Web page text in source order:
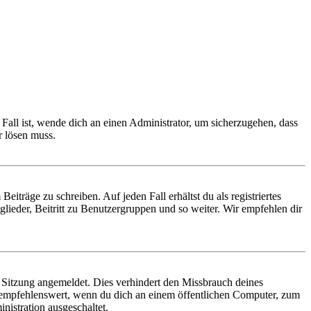
ist, wende dich an einen Administrator, um sicherzugehen, dass
muss.
zu schreiben. Auf jeden Fall erhältst du als registriertes
Beitritt zu Benutzergruppen und so weiter. Wir empfehlen dir
angemeldet. Dies verhindert den Missbrauch deines
wenn du dich an einem öffentlichen Computer, zum
ausgeschaltet.